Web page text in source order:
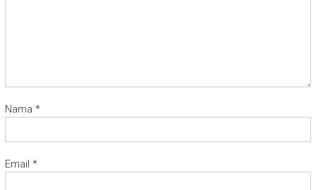
Nama *
Email *